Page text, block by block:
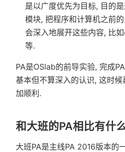
是以广度优先为目标, 目的
模块, 把程序和计算机之前
会深入地展开这些内容, 比
等.
PA是OSlab的前导实验, 完成
基本但不算深入的认识, 这时
加顺利.
和大班的PA相比有什
大班PA是主线PA 2016版本的